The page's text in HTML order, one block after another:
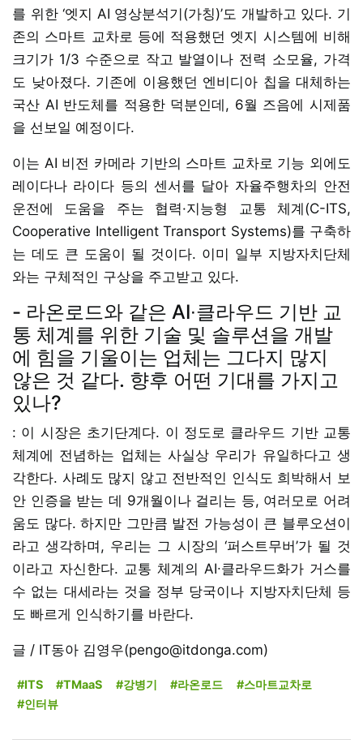
를 위한 ‘엣지 AI 영상분석기(가칭)’도 개발하고 있다. 기
존의 스마트 교차로 등에 적용했던 엣지 시스템에 비해
크기가 1/3 수준으로 작고 발열이나 전력 소모율, 가격
도 낮아졌다. 기존에 이용했던 엔비디아 칩을 대체하는
국산 AI 반도체를 적용한 덕분인데, 6월 즈음에 시제품
을 선보일 예정이다.
이는 AI 비전 카메라 기반의 스마트 교차로 기능 외에도
레이다나 라이다 등의 센서를 달아 자율주행차의 안전
운전에 도움을 주는 협력·지능형 교통 체계(C-ITS,
Cooperative Intelligent Transport Systems)를 구축하
는 데도 큰 도움이 될 것이다. 이미 일부 지방자치단체
와는 구체적인 구상을 주고받고 있다.
- 라온로드와 같은 AI∙클라우드 기반 교
통 체계를 위한 기술 및 솔루션을 개발
에 힘을 기울이는 업체는 그다지 많지
않은 것 같다. 향후 어떤 기대를 가지고
있나?
: 이 시장은 초기단계다. 이 정도로 클라우드 기반 교통
체계에 전념하는 업체는 사실상 우리가 유일하다고 생
각한다. 사례도 많지 않고 전반적인 인식도 희박해서 보
안 인증을 받는 데 9개월이나 걸리는 등, 여러모로 어려
움도 많다. 하지만 그만큼 발전 가능성이 큰 블루오션이
라고 생각하며, 우리는 그 시장의 ‘퍼스트무버’가 될 것
이라고 자신한다. 교통 체계의 AI∙클라우드화가 거스를
수 없는 대세라는 것을 정부 당국이나 지방자치단체 등
도 빠르게 인식하기를 바란다.
글 / IT동아 김영우(pengo@itdonga.com)
#ITS #TMaaS #강병기 #라온로드
#스마트교차로
#인터뷰